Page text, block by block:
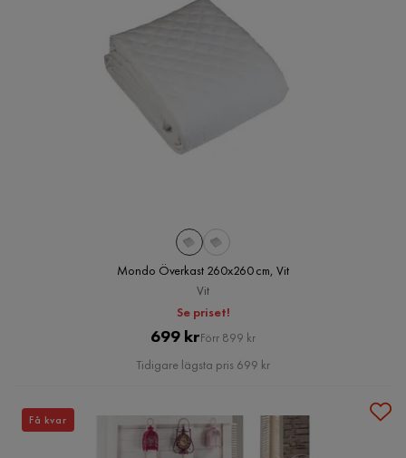
Mondo Överkast 260x260 cm, Vit
Vit
Se priset!
Pris
699 krOriginal
Pris
Förr 899 kr
Tidigare lägsta pris 699 kr
Få kvar